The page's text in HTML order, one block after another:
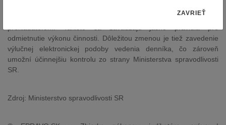
komunikácia medzi zadávateľom a znalcom, tlmočníkom alebo
odmietnutie výkonu činnosti. Dôležitou zmenou je tiež zavedenie
výlučnej elektronickej podoby vedenia denníka, čo zároveň
umožní účinnejšiu kontrolu zo strany Ministerstva spravodlivosti
SR.
Zdroj: Ministerstvo spravodlivosti SR
ZAVRIEŤ